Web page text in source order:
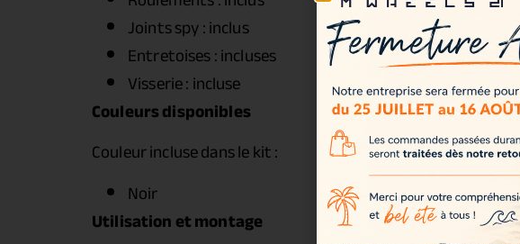
Joints spy : inclus
Entretoises : incluses
Visserie : incluse
Couleurs disponibles
Couleur incluse dans le kit :
Noir
Utilisation et montage